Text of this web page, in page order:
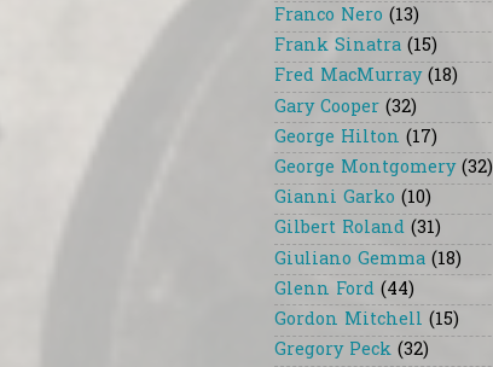
Franco Nero (13)
Frank Sinatra (15)
Fred MacMurray (18)
Gary Cooper (32)
George Hilton (17)
George Montgomery (32)
Gianni Garko (10)
Gilbert Roland (31)
Giuliano Gemma (18)
Glenn Ford (44)
Gordon Mitchell (15)
Gregory Peck (32)